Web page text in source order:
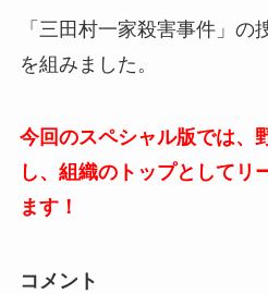
「三田村一家殺害事件」の
を組みました。
今回のスペシャル版では、
し、組織のトップとしてリ
ます！
コメント